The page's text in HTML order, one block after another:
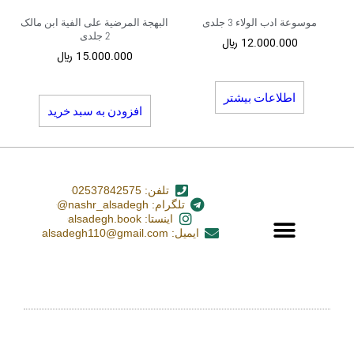
موسوعة ادب الولاء 3 جلدی
12.000.000 ﷼
اطلاعات بیشتر
البهجة المرضیة علی الفیة ابن مالک
2 جلدی
15.000.000 ﷼
افزودن به سبد خرید
تلفن: 02537842575
تلگرام: nashr_alsadegh@
اینستا: alsadegh.book
ایمیل: alsadegh110@gmail.com